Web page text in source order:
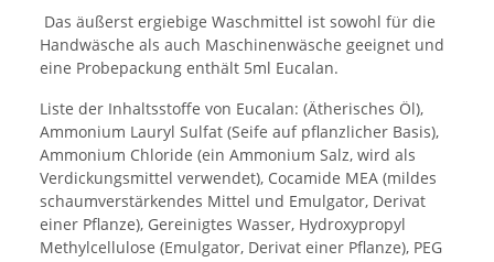
Das äußerst ergiebige Waschmittel ist sowohl für die
Handwäsche als auch Maschinenwäsche geeignet und
eine Probepackung enthält 5ml Eucalan.
Liste der Inhaltsstoffe von Eucalan: (Ätherisches Öl),
Ammonium Lauryl Sulfat (Seife auf pflanzlicher Basis),
Ammonium Chloride (ein Ammonium Salz, wird als
Verdickungsmittel verwendet), Cocamide MEA (mildes
schaumverstärkendes Mittel und Emulgator, Derivat
einer Pflanze), Gereinigtes Wasser, Hydroxypropyl
Methylcellulose (Emulgator, Derivat einer Pflanze), PEG